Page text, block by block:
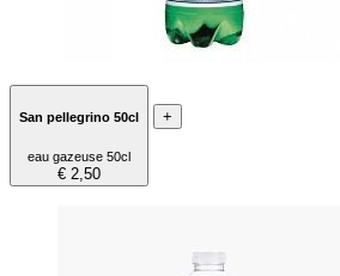
San pellegrino 50cl
eau gazeuse 50cl
€ 2,50
+